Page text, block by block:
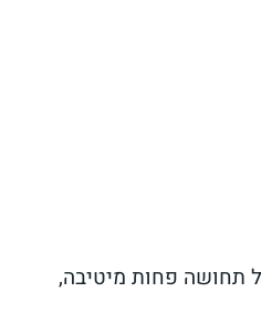
תחושה פחות מיטיבה,